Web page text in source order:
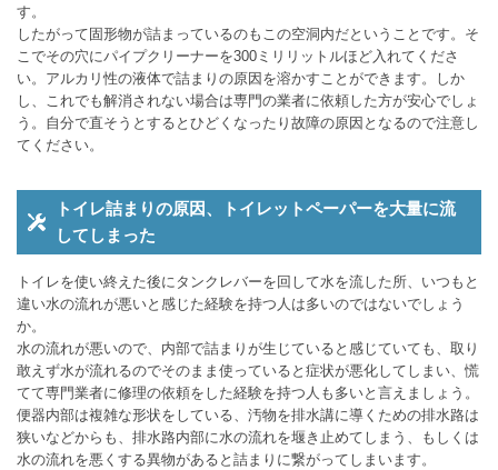
す。
したがって固形物が詰まっているのもこの空洞内だということです。そ
こでその穴にパイプクリーナーを300ミリリットルほど入れてくださ
い。アルカリ性の液体で詰まりの原因を溶かすことができます。しか
し、これでも解消されない場合は専門の業者に依頼した方が安心でしょ
う。自分で直そうとするとひどくなったり故障の原因となるので注意し
てください。
トイレ詰まりの原因、トイレットペーパーを大量に流
してしまった
トイレを使い終えた後にタンクレバーを回して水を流した所、いつもと
違い水の流れが悪いと感じた経験を持つ人は多いのではないでしょう
か。
水の流れが悪いので、内部で詰まりが生じていると感じていても、取り
敢えず水が流れるのでそのまま使っていると症状が悪化してしまい、慌
てて専門業者に修理の依頼をした経験を持つ人も多いと言えましょう。
便器内部は複雑な形状をしている、汚物を排水講に導くための排水路は
狭いなどからも、排水路内部に水の流れを堰き止めてしまう、もしくは
水の流れを悪くする異物があると詰まりに繋がってしまいます。